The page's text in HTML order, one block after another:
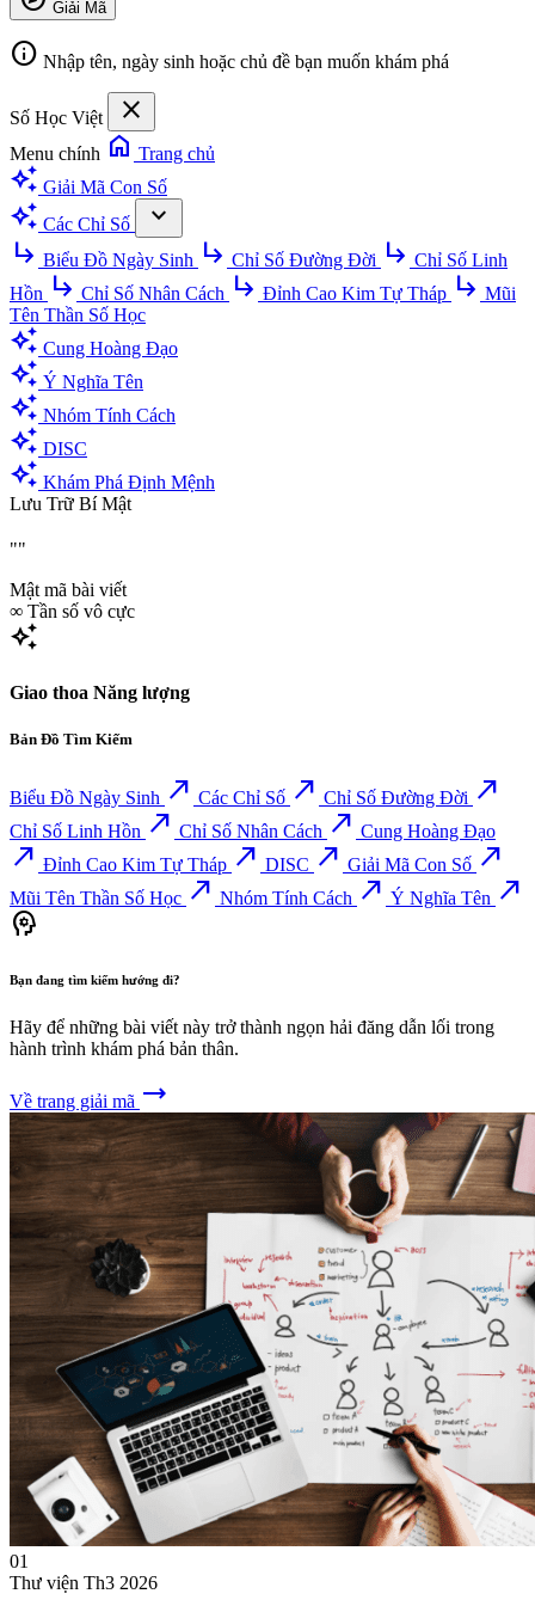
Giải Mã
info Nhập tên, ngày sinh hoặc chủ đề bạn muốn khám phá
Số Học Việt close
Menu chính home Trang chủ
auto_awesome Giải Mã Con Số
auto_awesome Các Chỉ Số
expand_more
subdirectory_arrow_right Biểu Đồ Ngày Sinh subdirectory_arrow_right Chỉ Số Đường Đời subdirectory_arrow_right Chỉ Số Linh
Hồn subdirectory_arrow_right Chỉ Số Nhân Cách subdirectory_arrow_right Đỉnh Cao Kim Tự Tháp subdirectory_arrow_right Mũi
Tên Thần Số Học
auto_awesome Cung Hoàng Đạo
auto_awesome Ý Nghĩa Tên
auto_awesome Nhóm Tính Cách
auto_awesome DISC
auto_awesome Khám Phá Định Mệnh
Lưu Trữ Bí Mật
""
Mật mã bài viết
∞ Tần số vô cực
auto_awesome
Giao thoa Năng lượng
Bản Đồ Tìm Kiếm
Biểu Đồ Ngày Sinh north_east Các Chỉ Số north_east Chỉ Số Đường Đời north_east
Chỉ Số Linh Hồn north_east Chỉ Số Nhân Cách north_east Cung Hoàng Đạo
north_east Đỉnh Cao Kim Tự Tháp north_east DISC north_east Giải Mã Con Số north_east
Mũi Tên Thần Số Học north_east Nhóm Tính Cách north_east Ý Nghĩa Tên north_east
psychology
Bạn đang tìm kiếm hướng đi?
Hãy để những bài viết này trở thành ngọn hải đăng dẫn lối trong
hành trình khám phá bản thân.
Về trang giải mã trending_flat
01
Thư viện Th3 2026